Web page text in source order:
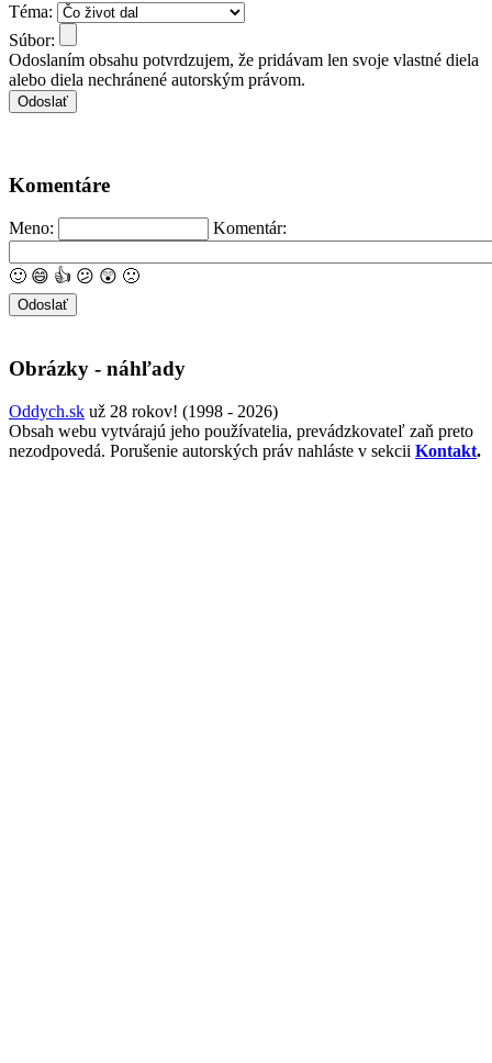
Téma:
Súbor:
Odoslaním obsahu potvrdzujem, že pridávam len svoje vlastné diela
alebo diela nechránené autorským právom.
Komentáre
Meno: Komentár:
🙂 😄 👍 😕 😲 🙁
Obrázky - náhľady
Oddych.sk už 28 rokov! (1998 - 2026)
Obsah webu vytvárajú jeho používatelia, prevádzkovateľ zaň preto
nezodpovedá. Porušenie autorských práv nahláste v sekcii Kontakt.